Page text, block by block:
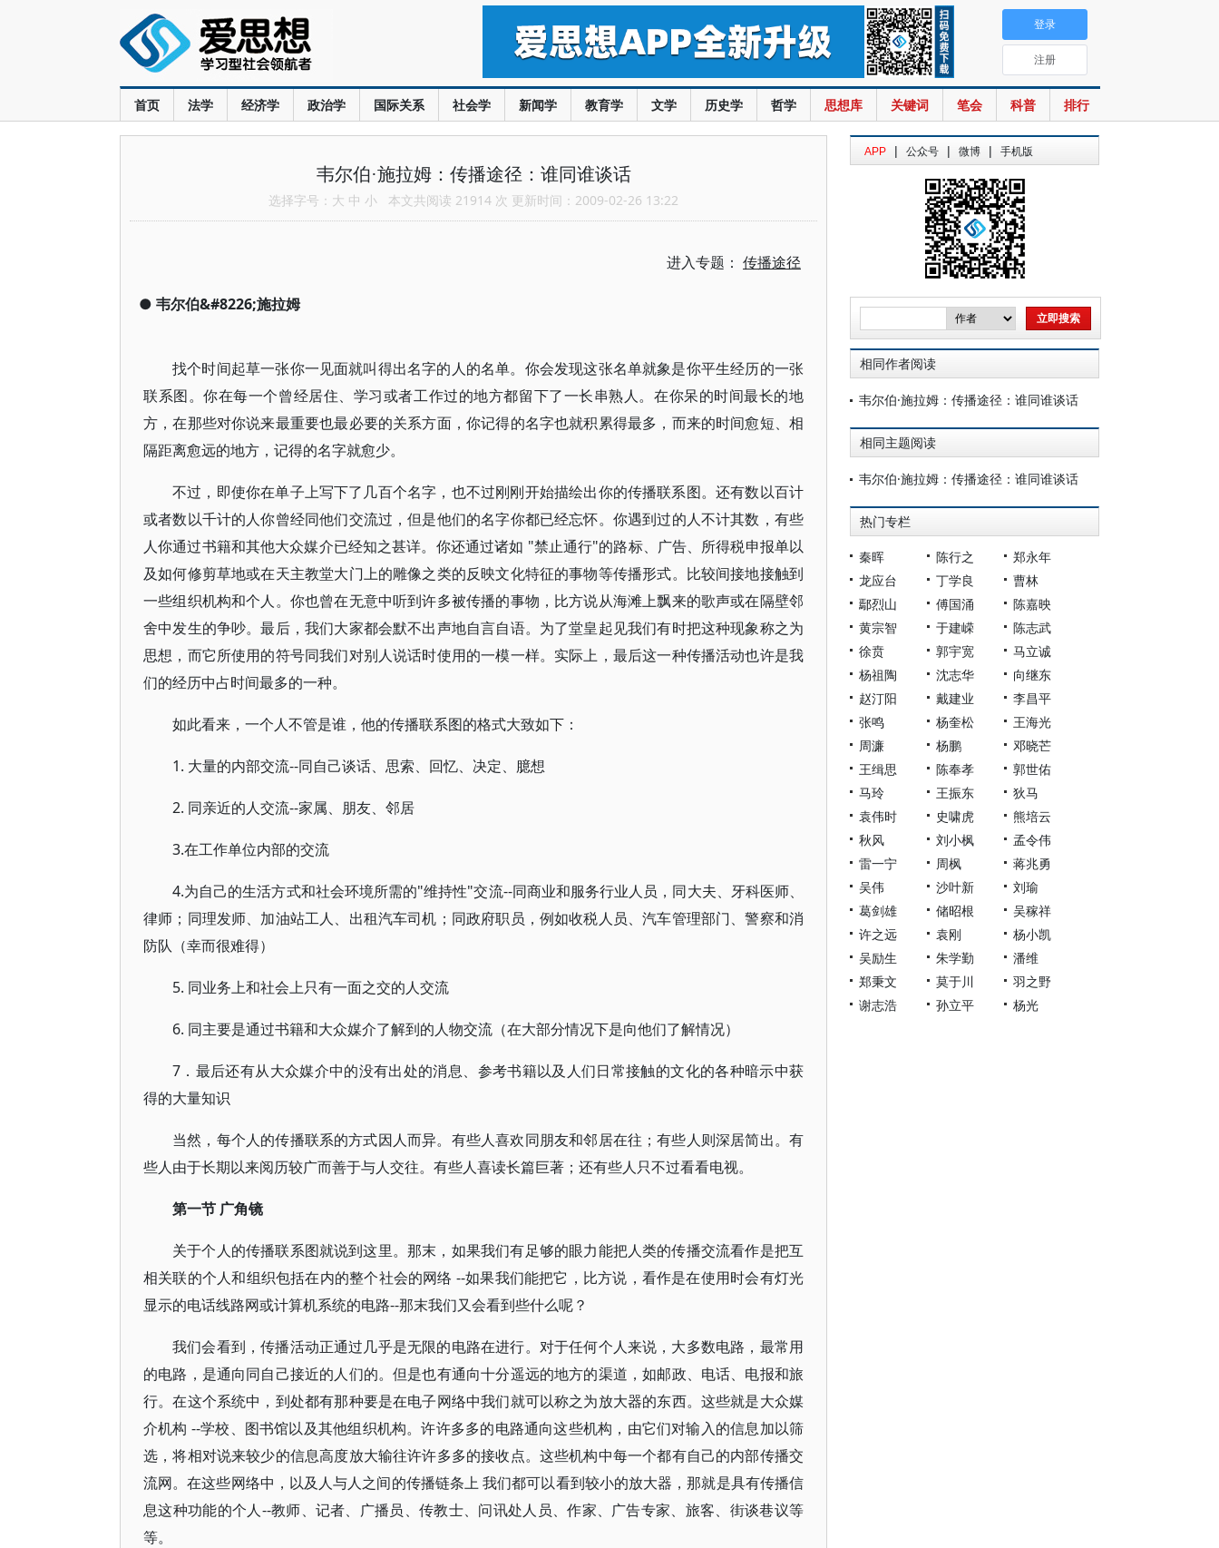
首页 法学 经济学 政治学 国际关系 社会学 新闻学 教育学 文学 历史学 哲学 思想库 关键词 笔会 科普 排行
登录
注册
韦尔伯·施拉姆：传播途径：谁同谁谈话
选择字号： 大 中 小 本文共阅读 21914 次 更新时间：2009-02-26 13:22
进入专题： 传播途径
● 韦尔伯&#8226;施拉姆
找个时间起草一张你一见面就叫得出名字的人的名单。你会发现这张名单就象是你平生经历的一张
联系图。你在每一个曾经居住、学习或者工作过的地方都留下了一长串熟人。在你呆的时间最长的地
方，在那些对你说来最重要也最必要的关系方面，你记得的名字也就积累得最多，而来的时间愈短、相
隔距离愈远的地方，记得的名字就愈少。
不过，即使你在单子上写下了几百个名字，也不过刚刚开始描绘出你的传播联系图。还有数以百计
或者数以千计的人你曾经同他们交流过，但是他们的名字你都已经忘怀。你遇到过的人不计其数，有些
人你通过书籍和其他大众媒介已经知之甚详。你还通过诸如 "禁止通行"的路标、广告、所得税申报单以
及如何修剪草地或在天主教堂大门上的雕像之类的反映文化特征的事物等传播形式。比较间接地接触到
一些组织机构和个人。你也曾在无意中听到许多被传播的事物，比方说从海滩上飘来的歌声或在隔壁邻
舍中发生的争吵。最后，我们大家都会默不出声地自言自语。为了堂皇起见我们有时把这种现象称之为
思想，而它所使用的符号同我们对别人说话时使用的一模一样。实际上，最后这一种传播活动也许是我
们的经历中占时间最多的一种。
如此看来，一个人不管是谁，他的传播联系图的格式大致如下：
1. 大量的内部交流--同自己谈话、思索、回忆、决定、臆想
2. 同亲近的人交流--家属、朋友、邻居
3.在工作单位内部的交流
4.为自己的生活方式和社会环境所需的"维持性"交流--同商业和服务行业人员，同大夫、牙科医师、
律师；同理发师、加油站工人、出租汽车司机；同政府职员，例如收税人员、汽车管理部门、警察和消
防队（幸而很难得）
5. 同业务上和社会上只有一面之交的人交流
6. 同主要是通过书籍和大众媒介了解到的人物交流（在大部分情况下是向他们了解情况）
7．最后还有从大众媒介中的没有出处的消息、参考书籍以及人们日常接触的文化的各种暗示中获
得的大量知识
当然，每个人的传播联系的方式因人而异。有些人喜欢同朋友和邻居在往；有些人则深居简出。有
些人由于长期以来阅历较广而善于与人交往。有些人喜读长篇巨著；还有些人只不过看看电视。
第一节 广角镜
关于个人的传播联系图就说到这里。那末，如果我们有足够的眼力能把人类的传播交流看作是把互
相关联的个人和组织包括在内的整个社会的网络 --如果我们能把它，比方说，看作是在使用时会有灯光
显示的电话线路网或计算机系统的电路--那末我们又会看到些什么呢？
我们会看到，传播活动正通过几乎是无限的电路在进行。对于任何个人来说，大多数电路，最常用
的电路，是通向同自己接近的人们的。但是也有通向十分遥远的地方的渠道，如邮政、电话、电报和旅
行。在这个系统中，到处都有那种要是在电子网络中我们就可以称之为放大器的东西。这些就是大众媒
介机构 --学校、图书馆以及其他组织机构。许许多多的电路通向这些机构，由它们对输入的信息加以筛
选，将相对说来较少的信息高度放大输往许许多多的接收点。这些机构中每一个都有自己的内部传播交
流网。在这些网络中，以及人与人之间的传播链条上 我们都可以看到较小的放大器，那就是具有传播信
息这种功能的个人--教师、记者、广播员、传教士、问讯处人员、作家、广告专家、旅客、街谈巷议等
等。
APP | 公众号 | 微博 | 手机版
相同作者阅读
韦尔伯·施拉姆：传播途径：谁同谁谈话
相同主题阅读
韦尔伯·施拉姆：传播途径：谁同谁谈话
热门专栏
秦晖 陈行之
郑永年
龙应台
丁学良
曹林
鄢烈山
傅国涌
陈嘉映
黄宗智
于建嵘
陈志武
徐贲
郭宇宽
马立诚
杨祖陶
沈志华
向继东
赵汀阳
戴建业
李昌平
张鸣
杨奎松
王海光
周濂
杨鹏
邓晓芒
王缉思
陈奉孝
郭世佑
马玲
王振东
狄马
袁伟时
史啸虎
熊培云
秋风
刘小枫
孟令伟
雷一宁
周枫
蒋兆勇
吴伟
沙叶新
刘瑜
葛剑雄
储昭根
吴稼祥
许之远
袁刚
杨小凯
吴励生
朱学勤
潘维
郑秉文
莫于川
羽之野
谢志浩
孙立平 杨光